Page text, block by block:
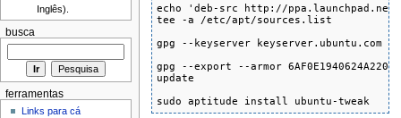
echo 'deb-src http://
tee -a /etc/apt/sources.list
gpg --keyserver keyserver.ubuntu.com --
gpg --export --armor
update
sudo aptitude install ubuntu-tweak
Inglês).
busca
ferramentas
Links para cá